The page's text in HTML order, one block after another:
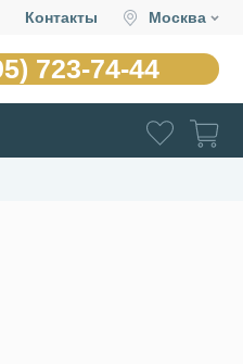
Контакты Москва
723-74-44